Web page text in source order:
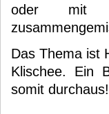
oder mit
Das Thema ist
Klischee. Ein
somit durchaus!